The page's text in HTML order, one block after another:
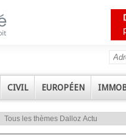
CIVIL EUROPÉEN